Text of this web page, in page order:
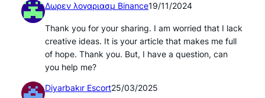
Δωρεν λογαριασμ Binance19/11/2024
Thank you for your sharing. I am worried that I lack
creative ideas. It is your article that makes me full
of hope. Thank you. But, I have a question, can
you help me?
Diyarbakır Escort25/03/2025